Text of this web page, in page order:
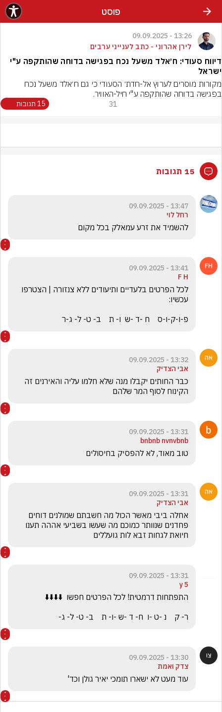
פוסט
13:26 - 09.09.2025
לירן אהרוני - כתב לענייני ערבים
דיווח סעודי: ח׳אלד משעל נכח בפגישה בדוחה שהותקפה ע"י
ישראל
בפגישה בדוחה שהותקפה ע"י חיל-האוויר.
31 15 תגובות
15 תגובות
13:47 - 09.09.2025
רחל לוי
להשמיד את זרע עמאלק בכל מקום
13:41 - 09.09.2025
F H
פ-ו-ק-ו-ס    ח -ד -ש  ו- ת    ב- ט- ל- ג-ר
13:32 - 09.09.2025
אבי הצדיק
הקינוח לסוף המר שלהם
13:31 - 09.09.2025
bnbnb nvnvbnb
טוב מאוד, לא להפסיק בחיסולים
13:31 - 09.09.2025
אבי הצדיק
חיואת לגחות זבא לות גועללים
13:31 - 09.09.2025
5 y
ר- ק    נ -ט -ו  ח- ד -ש -ו- ת    ב- ט- ל- ג-
13:30 - 09.09.2025
צדק ואמת
עוד מעט לא ישארו תומכי יאיר גולן וכד'